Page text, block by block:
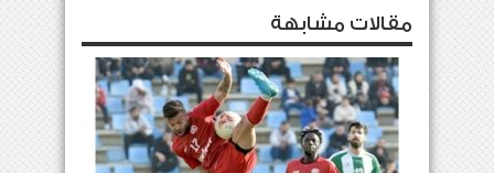
مقالات مشابهة